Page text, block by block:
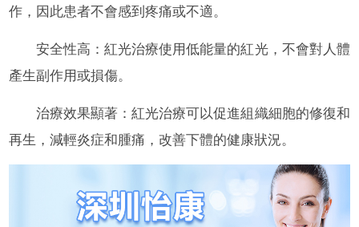
作，因此患者不會感到疼痛或不適。
安全性高：紅光治療使用低能量的紅光，不會對人體
產生副作用或損傷。
治療效果顯著：紅光治療可以促進組織細胞的修復和
再生，減輕炎症和腫痛，改善下體的健康狀況。